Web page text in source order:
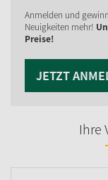
Anmelden und
Neuigkeiten mehr!
Preise!
JETZT
Ihre